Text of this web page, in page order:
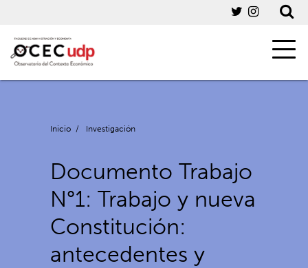
Inicio / Investigación
Documento Trabajo
N°1: Trabajo y nueva
Constitución:
antecedentes y